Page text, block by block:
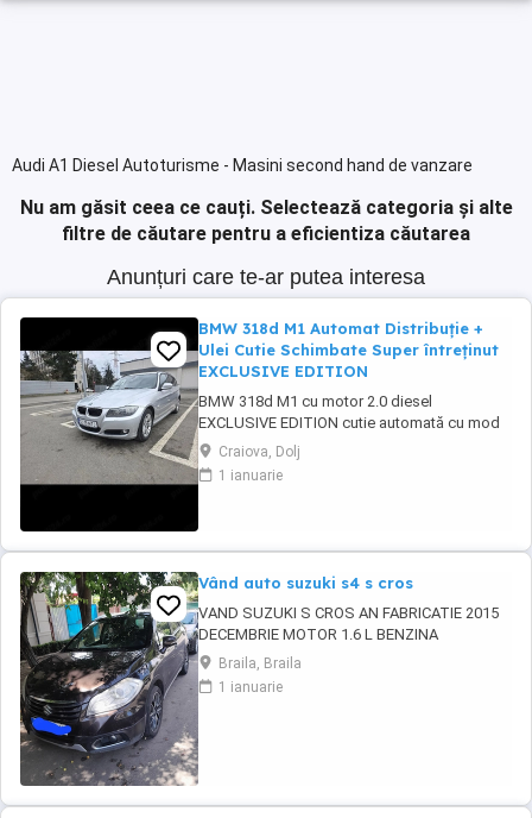
Audi A1 Diesel Autoturisme - Masini second hand de vanzare
Nu am găsit ceea ce cauți. Selectează categoria și alte
filtre de căutare pentru a eficientiza căutarea
Anunțuri care te-ar putea interesa
BMW 318d M1 Automat Distribuție +
Ulei Cutie Schimbate Super întreținut
EXCLUSIVE EDITION
BMW 318d M1 cu motor 2.0 diesel
EXCLUSIVE EDITION cutie automată cu mod
Sport, an 2012 masină întretinută corect, cu
investiţii importante făcute si functionare
foarte bună. Normă poluare: Euro 5 Cutie
DOTĂRI: - Geamuri fumurii ...
Craiova, Dolj
1 ianuarie
Vând auto suzuki s4 s cros
VAND SUZUKI S CROS AN FABRICATIE 2015
DECEMBRIE MOTOR 1.6 L BENZINA
TACTIUNE INTEGRALA 4 MODURI DE
CONDUS UNIC PROPRIETAR CULOARE MARO
SEZORI FATA SPATE CAMERA MANSALIER
Braila, Braila
1 ianuarie